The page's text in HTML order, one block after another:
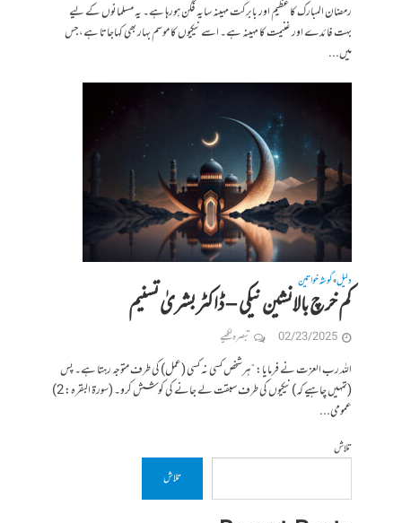
رمضان المبارک کا عظیم اور بابرکت مہینہ سایہ فگن ہورہا ہے۔ یہ مسلمانوں کے لیے
بہت فائدے اور غنیمت کا مہینہ ہے۔ اسے نیکیوں کا موسم بہار بھی کہاجاتا ہے، جس
میں...
دلیل•گوشہ خواتین
کم خرچ بالانشین نیکی – ڈاکٹر بشریٰ تسنیم
02/23/2025 تبصرہ لکھیے
اللہ رب العزت نے فرمایا: “ہرشخص کسی نہ کسی (عمل) کی طرف متوجہ رہتا ہے۔ پس
(تمہیں چاہیے کہ) نیکیوں کی طرف سبقت لے جانے کی کوشش کرو۔ (سورة البقرہ: 2)
عمومی...
تلاش
تلاش